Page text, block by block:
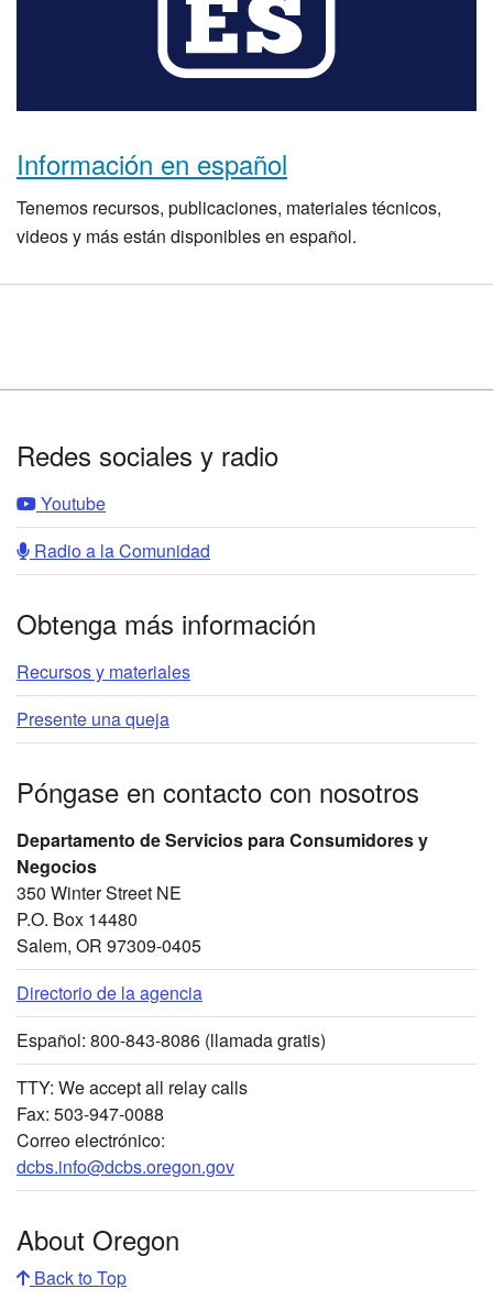
Información en español
Tenemos recursos, publicaciones, materiales técnicos,
videos y más están disponibles en español.
Redes sociales y radio
Youtube
Radio a la Comunidad
Obtenga más información
Recursos y materiales
Presente una queja
Póngase en contacto con nosotros
Departamento de Servicios para Consumidores y
Negocios
350 Winter Street NE
P.O. Box 14480
Salem, OR 97309-0405
Directorio de la agencia
Español: 800-843-8086 (llamada gratis)
TTY: We accept all relay calls
Fax: 503-947-0088
Correo electrónico:
dcbs.info@dcbs.oregon.gov
About Oregon
Back to Top